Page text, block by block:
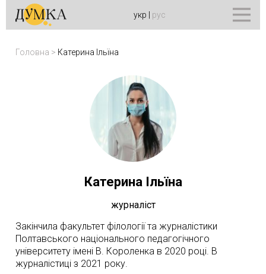
укр рус
Головна > Катерина Ільїна
Катерина Ільїна
журналіст
Закінчила факультет філології та журналістики
Полтавського національного педагогічного
університету імені В. Короленка в 2020 році. В
журналістиці з 2021 року.